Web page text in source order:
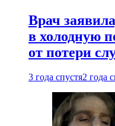
Врач
в холодную
от потери
3 года спустя2 года